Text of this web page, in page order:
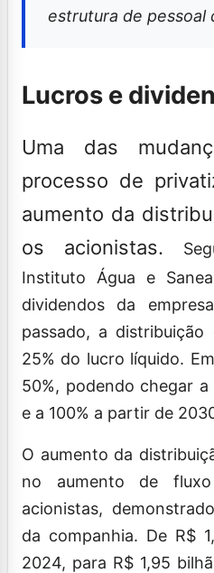
estrutura de pessoal
Lucros e
Uma das
processo de
aumento da
os acionistas.
Instituto Água e
dividendos da
passado, a
25% do lucro líquido.
50%, podendo chegar
e a 100% a partir de
O aumento da
no aumento de
acionistas,
da companhia. De R$
2024, para R$ 1,95